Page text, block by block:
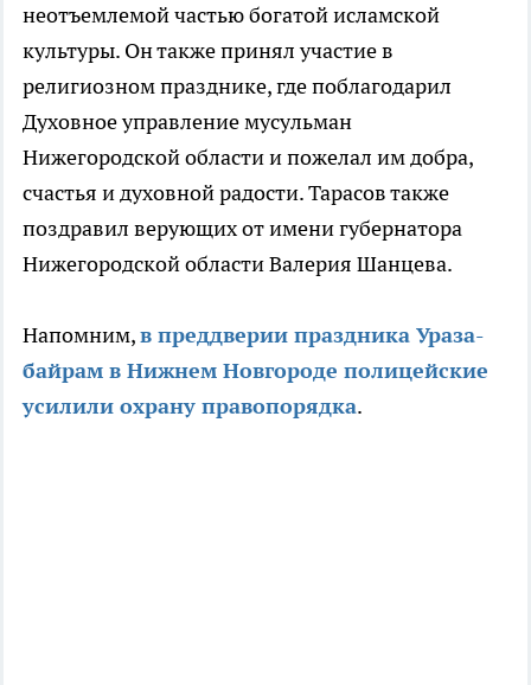
неотъемлемой частью богатой исламской
культуры. Он также принял участие в
религиозном празднике, где поблагодарил
Духовное управление мусульман
Нижегородской области и пожелал им добра,
счастья и духовной радости. Тарасов также
поздравил верующих от имени губернатора
Нижегородской области Валерия Шанцева.
Напомним,в преддверии праздника Ураза-
байрам в Нижнем Новгороде полицейские
усилили охрану правопорядка.